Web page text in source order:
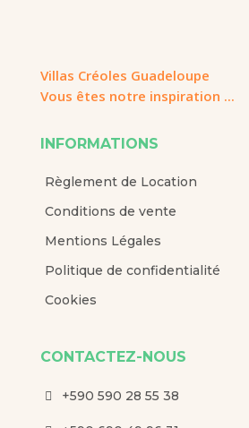
Villas Créoles Guadeloupe
Vous êtes notre inspiration ...
INFORMATIONS
Règlement de Location
Conditions de vente
Mentions Légales
Politique de confidentialité
Cookies
CONTACTEZ-NOUS
 +590 590 28 55 38